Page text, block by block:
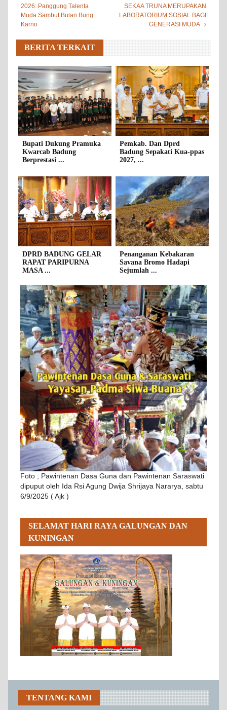
2026: Panggung Talenta
Muda Sambut Bulan Bung
Karno
SEKAA TRUNA MERUPAKAN
LABORATORIUM SOSIAL BAGI
GENERASI MUDA
BERITA TERKAIT
Bupati Dukung Pramuka
Kwarcab Badung
Berprestasi ...
Pemkab. Dan Dprd
Badung Sepakati Kua-ppas
2027, ...
DPRD BADUNG GELAR
RAPAT PARIPURNA
MASA ...
Penanganan Kebakaran
Savana Bromo Hadapi
Sejumlah ...
Foto ; Pawintenan Dasa Guna dan Pawintenan Saraswati
dipuput oleh Ida Rsi Agung Dwija Shrijaya Nararya, sabtu
6/9/2025 ( Ajk )
SELAMAT HARI RAYA GALUNGAN DAN
KUNINGAN
TENTANG KAMI